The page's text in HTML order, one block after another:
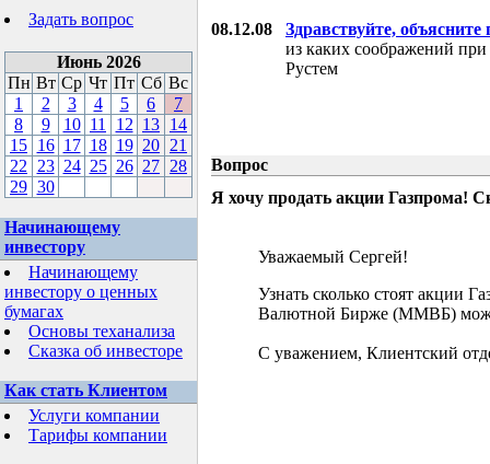
Задать вопрос
Июнь 2026
Пн Вт Ср Чт Пт Сб Вс
1
2 3 4 5 6
7
8
9 10 11 12 13 14
15 16 17 18 19 20 21
22
23 24 25 26 27 28
29 30
Начинающему
инвестору
Начинающему
инвестору о ценных
бумагах
Основы теханализа
Сказка об инвесторе
Как стать Клиентом
Услуги компании
Тарифы компании
08.12.08
Здравствуйте, объясните
из каких соображений
Рустем
Вопрос
Я хочу продать акции Газпрома!
Уважаемый Сергей!
Узнать сколько стоят акции
Валютной Бирже (ММВБ)
С уважением, Клиентский